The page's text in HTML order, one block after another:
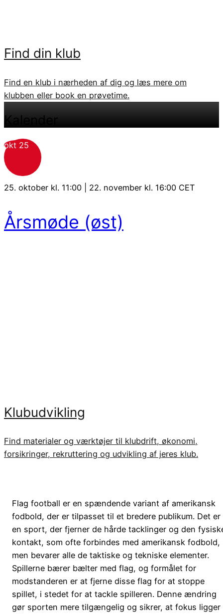
Find din klub
Find en klub i nærheden af dig og læs mere om
klubben eller book en prøvetime.
Kalender
okt 25
25. oktober kl. 11:00 22. november kl. 16:00 CET
Årsmøde (øst)
Klubudvikling
Find materialer og værktøjer til klubdrift, økonomi,
forsikringer, rekruttering og udvikling af jeres klub.
Flag football er en spændende variant af amerikansk
fodbold, der er tilpasset til et bredere publikum. Det er
en sport, der fjerner de hårde tacklinger og den
kontakt, som ofte forbindes med amerikansk fodbold,
men bevarer alle de taktiske og tekniske elementer.
Spillerne bærer bælter med flag, og formålet for
modstanderen er at fjerne disse flag for at stoppe
spillet, i stedet for at tackle spilleren. Denne ændring
gør sporten mere tilgængelig og sikrer, at fokus ligger